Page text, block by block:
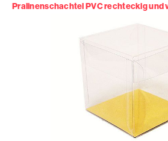
Pralinenschachtel PVC rechteckig und